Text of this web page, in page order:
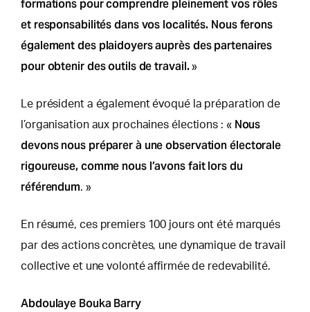
formations pour comprendre pleinement vos rôles
et responsabilités dans vos localités. Nous ferons
également des plaidoyers auprès des partenaires
pour obtenir des outils de travail. »
Le président a également évoqué la préparation de
l’organisation aux prochaines élections : « Nous
devons nous préparer à une observation électorale
rigoureuse, comme nous l’avons fait lors du
référendum. »
En résumé, ces premiers 100 jours ont été marqués
par des actions concrètes, une dynamique de travail
collective et une volonté affirmée de redevabilité.
Abdoulaye Bouka Barry